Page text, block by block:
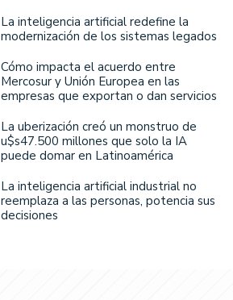
La inteligencia artificial redefine la
modernización de los sistemas legados
Cómo impacta el acuerdo entre
Mercosur y Unión Europea en las
empresas que exportan o dan servicios
La uberización creó un monstruo de
u$s47.500 millones que solo la IA
puede domar en Latinoamérica
La inteligencia artificial industrial no
reemplaza a las personas, potencia sus
decisiones